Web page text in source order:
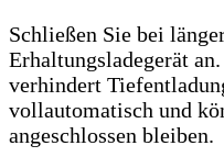
Schließen Sie bei
Erhaltungsladegerät
verhindert
vollautomatisch und
angeschlossen bleiben.